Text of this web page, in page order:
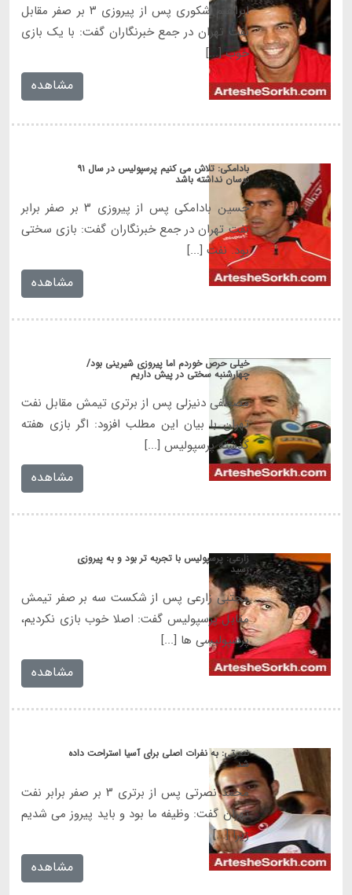
‎ابراهیم شکوری پس از پیروزی ۳ بر صفر مقابل
نفت تهران در جمع خبرنگاران گفت: با یک بازی
خوب [...]
مشاهده
‎بادامکی: تلاش می کنیم پرسپولیس در سال ۹۱
نوسان نداشته باشد
حسین بادامکی پس از پیروزی ۳ بر صفر برابر
نفت تهران در جمع خبرنگاران گفت: بازی سختی
بود. نفت [...]
مشاهده
خیلی حرص خوردم اما پیروزی شیرینی بود/
چهارشنبه سختی در پیش داریم
تهران با بیان این مطلب افزود: اگر بازی هفته
گذشته پرسپولیس [...]
مشاهده
‎زارعی: پرسپولیس با تجربه تر بود و به پیروزی
رسید
مجتبی زارعی پس از شکست سه بر صفر تیمش
مقابل پرسپولیس گفت: اصلا خوب بازی نکردیم،
پرسپولیسی ها [...]
مشاهده
‎نصرتی: به نفرات اصلی برای آسیا استراحت داده
شد
محمد نصرتی پس از برتری ۳ بر صفر برابر نفت
تهران گفت: وظیفه ما بود و باید پیروز می شدیم
زیرا [...]
مشاهده